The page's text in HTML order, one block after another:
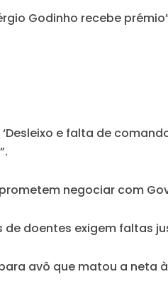
Godinho recebe
‘Desleixo e falta de
negociar com
de doentes exigem faltas
avô que matou a neta